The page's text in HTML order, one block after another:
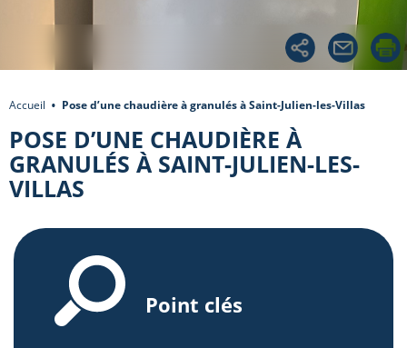
Accueil Pose d’une chaudière à granulés à Saint-Julien-les-Villas
POSE D’UNE CHAUDIÈRE À
GRANULÉS À SAINT-JULIEN-LES-
VILLAS
Point clés